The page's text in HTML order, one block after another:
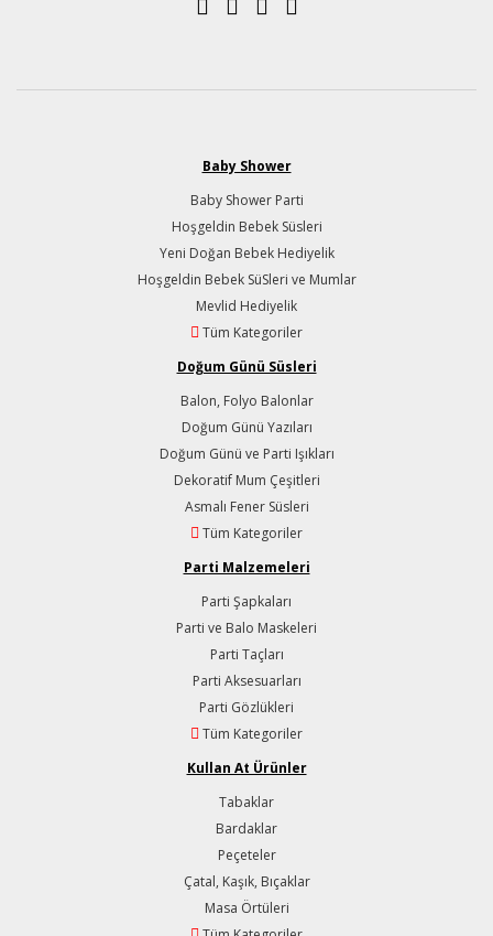
Baby Shower
Baby Shower Parti
Hoşgeldin Bebek Süsleri
Yeni Doğan Bebek Hediyelik
Hoşgeldin Bebek SüSleri ve Mumlar
Mevlid Hediyelik
Tüm Kategoriler
Doğum Günü Süsleri
Balon, Folyo Balonlar
Doğum Günü Yazıları
Doğum Günü ve Parti Işıkları
Dekoratif Mum Çeşitleri
Asmalı Fener Süsleri
Tüm Kategoriler
Parti Malzemeleri
Parti Şapkaları
Parti ve Balo Maskeleri
Parti Taçları
Parti Aksesuarları
Parti Gözlükleri
Tüm Kategoriler
Kullan At Ürünler
Tabaklar
Bardaklar
Peçeteler
Çatal, Kaşık, Bıçaklar
Masa Örtüleri